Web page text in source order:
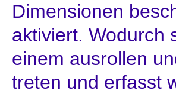
Dimensionen
aktiviert. Wodurch
einem ausrollen
treten und erfasst